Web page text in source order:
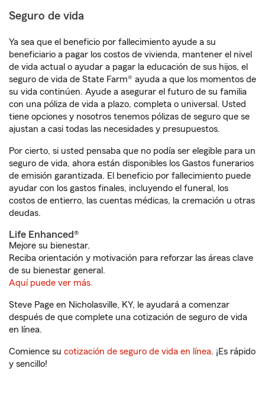
Seguro de vida
Ya sea que el beneficio por fallecimiento ayude a su
beneficiario a pagar los costos de vivienda, mantener el nivel
de vida actual o ayudar a pagar la educación de sus hijos, el
seguro de vida de State Farm® ayuda a que los momentos de
su vida continúen. Ayude a asegurar el futuro de su familia
con una póliza de vida a plazo, completa o universal. Usted
tiene opciones y nosotros tenemos pólizas de seguro que se
ajustan a casi todas las necesidades y presupuestos.
Por cierto, si usted pensaba que no podía ser elegible para un
seguro de vida, ahora están disponibles los Gastos funerarios
de emisión garantizada. El beneficio por fallecimiento puede
ayudar con los gastos finales, incluyendo el funeral, los
costos de entierro, las cuentas médicas, la cremación u otras
deudas.
Life Enhanced®
Mejore su bienestar.
Reciba orientación y motivación para reforzar las áreas clave
de su bienestar general.
Aquí puede ver más.
Steve Page en Nicholasville, KY, le ayudará a comenzar
después de que complete una cotización de seguro de vida
en línea.
Comience su cotización de seguro de vida en línea. ¡Es rápido
y sencillo!